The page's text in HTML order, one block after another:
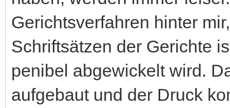
Gerichtsverfahren hinter
Schriftsätzen der Gerichte
penibel abgewickelt wird.
aufgebaut und der Druck